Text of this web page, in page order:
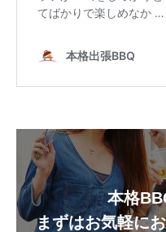
本格
まずはお気軽に